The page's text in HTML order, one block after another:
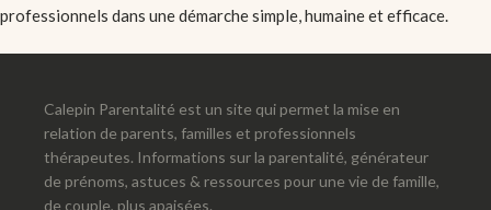
professionnels dans une démarche simple, humaine et efficace.
Calepin Parentalité est un site qui permet la mise en
relation de parents, familles et professionnels
thérapeutes. Informations sur la parentalité, générateur
de prénoms, astuces & ressources pour une vie de famille,
de couple, plus apaisées.